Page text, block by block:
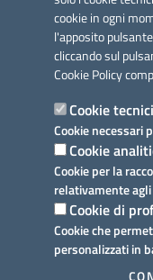
cookie in ogni
l'apposito
cliccando sul
Cookie Policy
Cookie tecnici
Cookie necessari
Cookie
Cookie per la
relativamente
Cookie di
Cookie che
personalizzati in
Link utili
Informativa privacy
Dichiarazione di
Note legali
Domande frequenti
Richiesta assistenza
Prenotazione